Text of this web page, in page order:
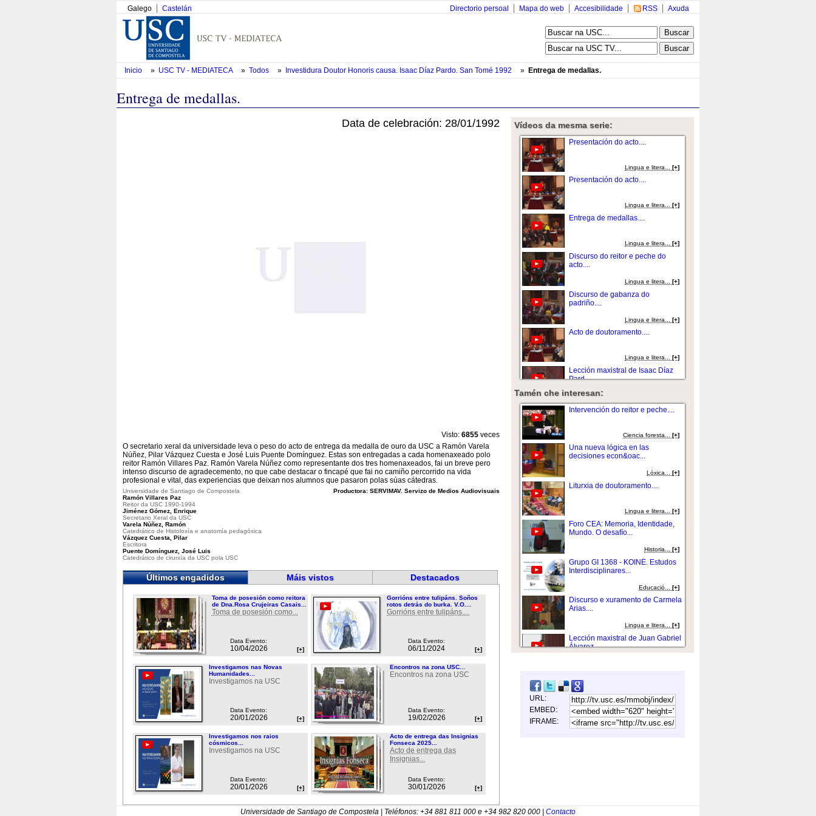
Galego Castelán Axuda
RSS
Accesibilidade
Mapa do web
Directorio persoal
Inicio » USC TV - MEDIATECA » Todos » Investidura Doutor Honoris causa. Isaac Díaz Pardo. San Tomé 1992 » Entrega de medallas.
Entrega de medallas.
Data de celebración: 28/01/1992
Visto: 6855 veces
O secretario xeral da universidade leva o peso do acto de entrega da medalla de ouro da USC a Ramón Varela
Núñez, Pilar Vázquez Cuesta e José Luis Puente Domínguez. Estas son entregadas a cada homenaxeado polo
reitor Ramón Villares Paz. Ramón Varela Núñez como representante dos tres homenaxeados, fai un breve pero
intenso discurso de agradecemento, no que cabe destacar o fincapé que fai no camiño percorrido na vida
profesional e vital, das experiencias que deixan nos alumnos que pasaron polas súas cátedras.
Productora: SERVIMAV. Servizo de Medios Audiovisuais
Universidade de Santiago de Compostela
Ramón Villares Paz
Reitor da USC 1990-1994
Jiménez Gómez, Enrique
Secretario Xeral da USC
Varela Núñez, Ramón
Catedrático de Histoloxía e anatomía pedagóxica
Vázquez Cuesta, Pilar
Escritora
Puente Domínguez, José Luis
Catedrático de cirurxía da USC pola USC
Últimos engadidos Máis vistos Destacados
Toma de posesión como reitora
de Dna.Rosa Crujeiras Casais...
Toma de posesión como...
Data Evento:
10/04/2026 [+]
Gorrións entre tulipáns. Soños
rotos detrás do burka. V.O....
Gorrións entre tulipáns....
Data Evento:
06/11/2024 [+]
Investigamos nas Novas
Humanidades...
Investigamos na USC
Data Evento:
20/01/2026 [+]
Encontros na zona USC...
Encontros na zona USC
Data Evento:
19/02/2026 [+]
Investigamos nos raios
cósmicos...
Investigamos na USC
Data Evento:
20/01/2026 [+]
Acto de entrega das Insignias
Fonseca 2025...
Acto de entrega das
Insignias...
Data Evento:
30/01/2026 [+]
Vídeos da mesma serie:
Presentación do acto....
Lingua e litera...[+]
Presentación do acto....
Lingua e litera... [+]
Entrega de medallas....
Lingua e litera...[+]
Discurso do reitor e peche do
acto....
Lingua e litera...[+]
Discurso de gabanza do
padriño....
Lingua e litera...[+]
Acto de doutoramento....
Lingua e litera...[+]
Lección maxistral de Isaac Díaz
Pard...
Tamén che interesan:
Intervención do reitor e peche....
Ciencia foresta...[+]
Una nueva lógica en las
decisiones econ&oac...
Lóxica... [+]
Liturxia de doutoramento....
Lingua e litera...[+]
Foro CEA: Memoria, Identidade,
Mundo. O desafío...
Historia...[+]
Grupo GI 1368 - KOINÉ. Estudos
Interdisciplinares...
Educació...[+]
Discurso e xuramento de Carmela
Arias....
Lingua e litera...[+]
Lección maxistral de Juan Gabriel
Álvarez...
PAS e PDI...
Humanidades...[+]
Intervención de Alberto Núñez...
URL:
EMBED:
IFRAME:
Universidade de Santiago de Compostela | Teléfonos: +34 881 811 000 e +34 982 820 000 | Contacto